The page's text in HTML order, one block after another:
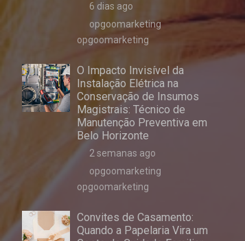
6 dias ago
opgoomarketing
opgoomarketing
O Impacto Invisível da
Instalação Elétrica na
Conservação de Insumos
Magistrais: Técnico de
Manutenção Preventiva em
Belo Horizonte
2 semanas ago
opgoomarketing
opgoomarketing
Convites de Casamento:
Quando a Papelaria Vira um